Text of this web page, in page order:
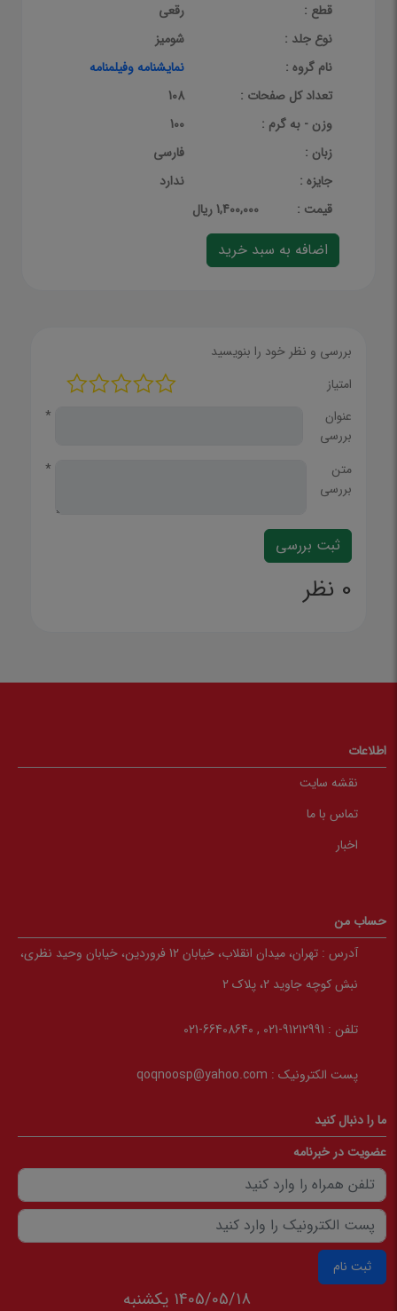
قطع :
رقعی
نوع جلد :
شومیز
نام گروه :
نمایشنامه وفیلمنامه
تعداد کل صفحات :
108
وزن - به گرم :
100
زبان :
فارسی
جایزه :
ندارد
قيمت :
1,400,000 ریال
بررسی و نظر خود را بنویسید
امتیاز
عنوان
بررسی
*
متن
بررسی
*
0 نظر
اطلاعات
نقشه سایت
تماس با ما
اخبار
حساب من
آدرس :
تهران، میدان انقلاب، خیابان 12 فروردین، خیابان وحید نظری،
نبش کوچه جاوید 2، پلاک 2
تلفن : 91212991-021 , 66408640-021
پست الکترونیک : qoqnoosp@yahoo.com
ما را دنبال کنید
عضویت در خبرنامه
ثبت نام
1405/05/18 يكشنبه